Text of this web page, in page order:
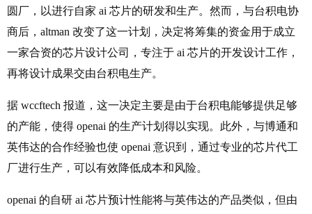
圆厂，以进行自家 ai 芯片的研发和生产。然而，与台积电协
商后，altman 改变了这一计划，决定将筹集的资金用于成立
一家合资的芯片设计公司，专注于 ai 芯片的开发设计工作，
再将设计成果交由台积电生产。
据 wccftech 报道，这一决定主要是由于台积电能够提供足够
的产能，使得 openai 的生产计划得以实现。此外，与博通和
英伟达的合作经验也使 openai 意识到，通过专业的芯片代工
厂进行生产，可以有效降低成本和风险。
openai 的自研 ai 芯片预计性能将与英伟达的产品类似，但由